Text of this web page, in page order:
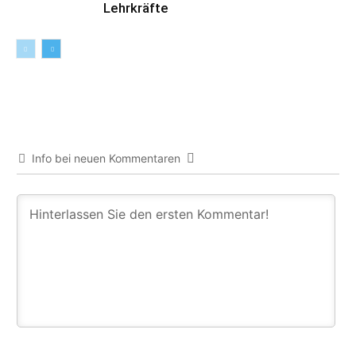
Lehrkräfte
Info bei neuen Kommentaren